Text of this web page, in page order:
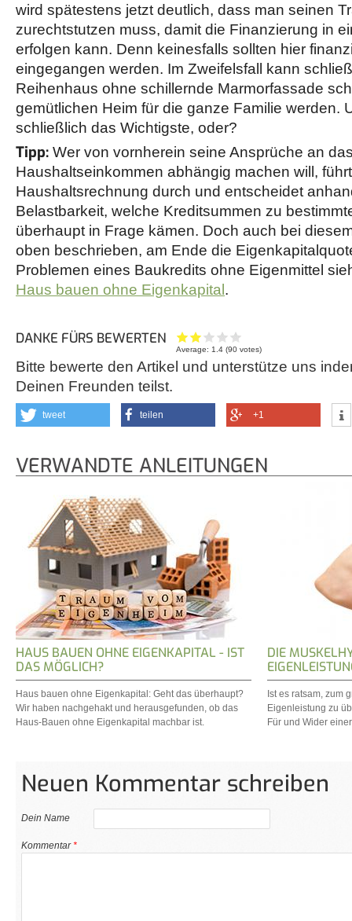
wird spätestens jetzt deutlich, dass man seinen
zurechtstutzen muss, damit die Finanzierung in
erfolgen kann. Denn keinesfalls sollten hier
eingegangen werden. Im Zweifelsfall kann
Reihenhaus ohne schillernde Marmorfassade
gemütlichen Heim für die ganze Familie werden.
schließlich das Wichtigste, oder?
Tipp: Wer von vornherein seine Ansprüche an
Haushaltseinkommen abhängig machen will,
Haushaltsrechnung durch und entscheidet
Belastbarkeit, welche Kreditsummen zu
überhaupt in Frage kämen. Doch auch bei
oben beschrieben, am Ende die
Problemen eines Baukredits ohne Eigenmittel
Haus bauen ohne Eigenkapital .
DANKE FÜRS BEWERTEN
Average:1.4 (90 votes)
Bitte bewerte den Artikel und unterstütze uns
Deinen Freunden teilst.
tweet teilen +1
VERWANDTE ANLEITUNGEN
HAUS BAUEN OHNE EIGENKAPITAL - IST
DAS MÖGLICH?
Haus bauen ohne Eigenkapital: Geht das überhaupt?
Wir haben nachgehakt und herausgefunden, ob das
Haus-Bauen ohne Eigenkapital machbar ist.
DIE
Ist es ratsam, zum
Eigenleistung zu
Für und Wider
Neuen Kommentar schreiben
Dein Name
Kommentar*